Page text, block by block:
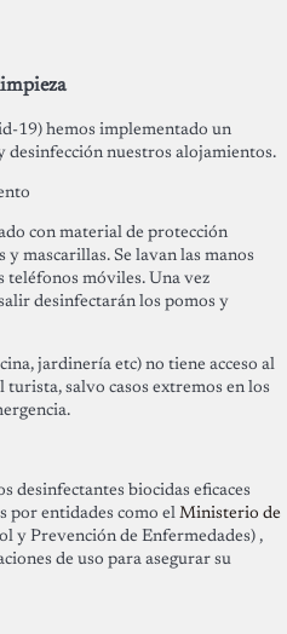
19) hemos implementado un
nuestros alojamientos.
con material de protección
y mascarillas. Se lavan las manos
teléfonos móviles. Una vez
desinfectarán los pomos y
jardinería etc) no tiene acceso al
salvo casos extremos en los
desinfectantes biocidas eficaces
por entidades como el Ministerio de
y Prevención de Enfermedades) ,
de uso para asegurar su